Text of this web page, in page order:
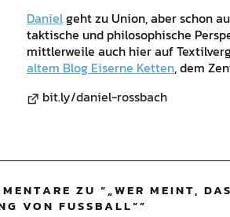
Danielgeht zu Union, aber schon
taktische und philosophische
mittlerweile auch hier auf
altem Blog Eiserne Ketten, dem
bit.ly/daniel-rossbach
ZU “„WER MEINT,
VON FUSSBALL“ ”